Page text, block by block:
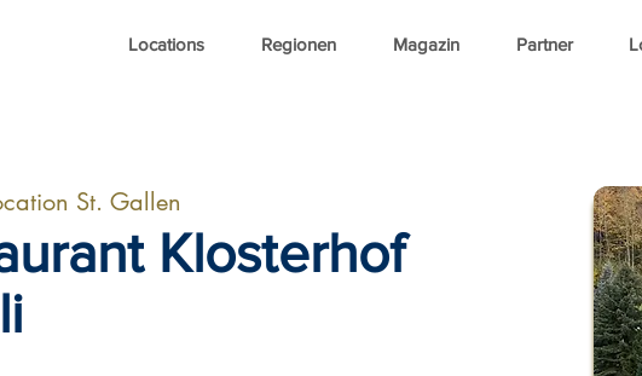
Locations Regionen Magazin Partner
St. Gallen
Klosterhof